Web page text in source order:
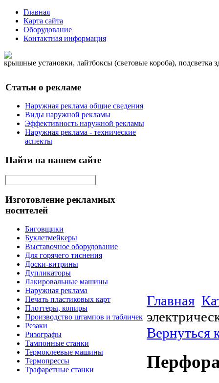
Главная
Карта сайта
Оборудование
Контактная информация
крышные установки, лайтбоксы (световые короба), подсветка
Статьи о рекламе
Наружная реклама общие сведения
Виды наружной рекламы
Эффективность наружной рекламы
Наружная реклама - технические
аспекты
Найти на нашем сайте
Изготовление рекламных
носителей
Биговщики
Буклетмейкеры
Выставочное оборудование
Для горячего тиснения
Доски-витрины
Дупликаторы
Лакировальные машины
Наружная реклама
Печать пластиковых карт
Плоттеры, копиры
Производство штампов и табличек
Резаки
Ризографы
Тампонные станки
Термоклеевые машины
Термопрессы
Трафаретные станки
Главная
Вернуться